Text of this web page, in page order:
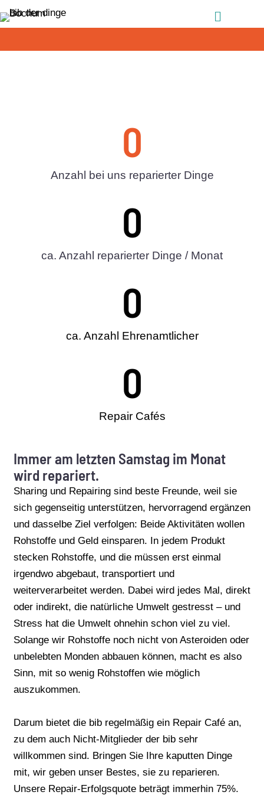
Menü
Anzahl bei uns reparierter Dinge
0
ca. Anzahl reparierter Dinge / Monat
0
ca. Anzahl Ehrenamtlicher
0
Repair Cafés
0
Immer am letzten Samstag im Monat
wird repariert.
Sharing und Repairing sind beste Freunde, weil sie
sich gegenseitig unterstützen, hervorragend ergänzen
und dasselbe Ziel verfolgen: Beide Aktivitäten wollen
Rohstoffe und Geld einsparen. In jedem Produkt
stecken Rohstoffe, und die müssen erst einmal
irgendwo abgebaut, transportiert und
weiterverarbeitet werden. Dabei wird jedes Mal, direkt
oder indirekt, die natürliche Umwelt gestresst – und
Stress hat die Umwelt ohnehin schon viel zu viel.
Solange wir Rohstoffe noch nicht von Asteroiden oder
unbelebten Monden abbauen können, macht es also
Sinn, mit so wenig Rohstoffen wie möglich
auszukommen.
Darum bietet die bib regelmäßig ein Repair Café an,
zu dem auch Nicht-Mitglieder der bib sehr
willkommen sind. Bringen Sie Ihre kaputten Dinge
mit, wir geben unser Bestes, sie zu reparieren.
Unsere Repair-Erfolgsquote beträgt immerhin 75%.